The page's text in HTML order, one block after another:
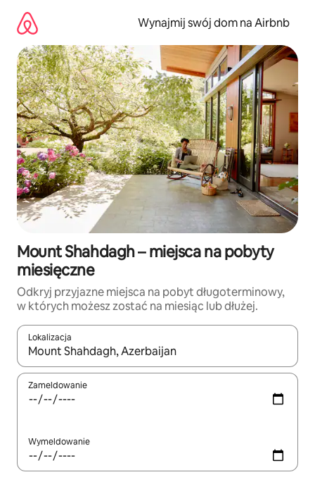
treści
Wynajmij swój dom na Airbnb
Mount Shahdagh – miejsca na pobyty
miesięczne
Odkryj przyjazne miejsca na pobyt długoterminowy,
w których możesz zostać na miesiąc lub dłużej.
Lokalizacja
Gdy wyniki będą dostępne, możesz poruszać się po nich za
Zameldowanie
Wymeldowanie